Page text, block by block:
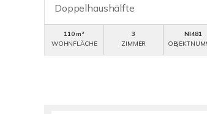
Doppelhaushälfte
110 m²
WOHNFLÄCHE
3
ZIMMER
NI481